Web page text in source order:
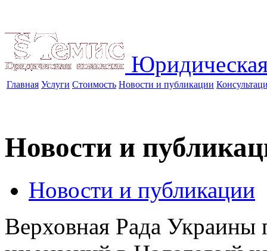
Главная Услуги Стоимость Новости и публикации
Новости и
Новости и публикации
Верховная Рада Украины